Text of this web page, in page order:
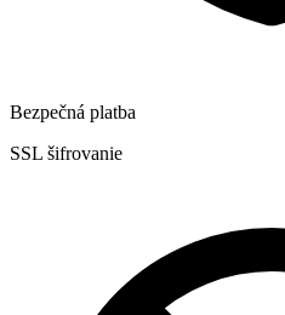
Bezpečná platba
SSL šifrovanie